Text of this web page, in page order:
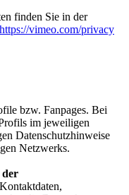
finden Sie in der
https://vimeo.com/privacy
bzw. Fanpages. Bei
im jeweiligen
Datenschutzhinweise
Netzwerks.
der